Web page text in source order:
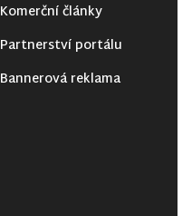
Komerční články
Partnerství portálu
Bannerová reklama